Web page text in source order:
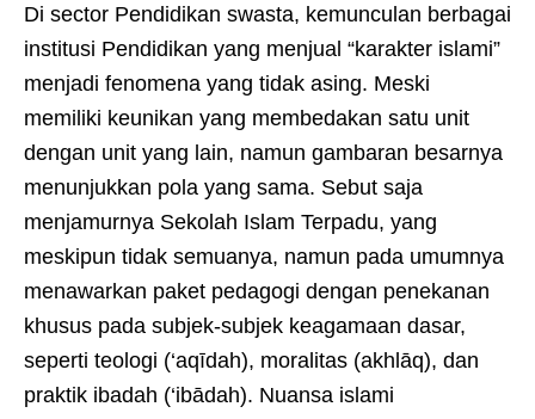
Di sector Pendidikan swasta, kemunculan berbagai
institusi Pendidikan yang menjual “karakter islami”
menjadi fenomena yang tidak asing. Meski
memiliki keunikan yang membedakan satu unit
dengan unit yang lain, namun gambaran besarnya
menunjukkan pola yang sama. Sebut saja
menjamurnya Sekolah Islam Terpadu, yang
meskipun tidak semuanya, namun pada umumnya
menawarkan paket pedagogi dengan penekanan
khusus pada subjek-subjek keagamaan dasar,
seperti teologi (‘aqīdah), moralitas (akhlāq), dan
praktik ibadah (‘ibādah). Nuansa islami